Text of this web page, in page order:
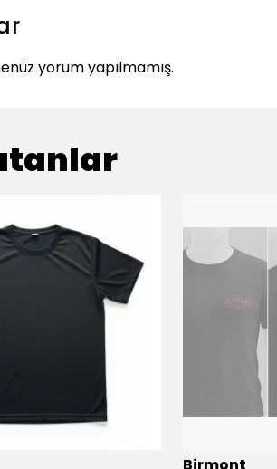
yorum yapılmamış.